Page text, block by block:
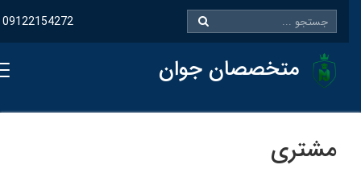
09122154272
متخصصان جوان
مشتری